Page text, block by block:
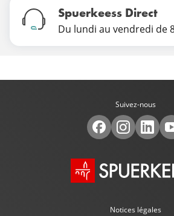
Spuerkeess Direct
Du lundi au vendredi de
Suivez-nous
Notices légales